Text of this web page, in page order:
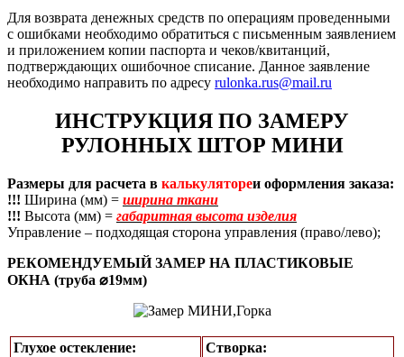
Для возврата денежных средств по операциям проведенными
с ошибками необходимо обратиться с письменным заявлением
и приложением копии паспорта и чеков/квитанций,
подтверждающих ошибочное списание. Данное заявление
необходимо направить по адресу rulonka.rus@mail.ru
ИНСТРУКЦИЯ ПО ЗАМЕРУ
РУЛОННЫХ ШТОР МИНИ
Размеры для расчета в калькулятореи оформления заказа:
!!! Ширина (мм) = ширина ткани
!!! Высота (мм) = габаритная высота изделия
Управление – подходящая сторона управления (право/лево);
РЕКОМЕНДУЕМЫЙ ЗАМЕР НА ПЛАСТИКОВЫЕ
ОКНА (труба ⌀19мм)
Глухое остекление: Створка: